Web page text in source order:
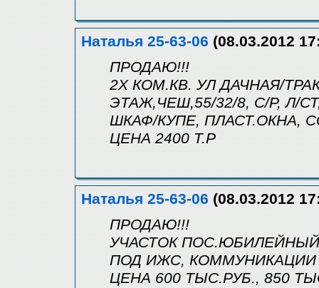
Наталья 25-63-06 (08.03.2012
ПРОДАЮ!!!
2Х КОМ.КВ. УЛ ДАЧНАЯ/
ЭТАЖ,ЧЕШ,55/32/8, С/Р, Л/
ШКАФ/КУПЕ, ПЛАСТ.ОКНА,
ЦЕНА 2400 Т.Р
Наталья 25-63-06 (08.03.2012
ПРОДАЮ!!!
УЧАСТОК
ПОД ИЖС,
ЦЕНА 600 ТЫС.РУБ., 850